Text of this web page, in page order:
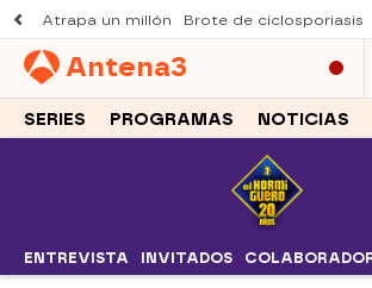
Atrapa un millón Brote de ciclosporiasis
Antena3
SERIES PROGRAMAS NOTICIAS
ENTREVISTA INVITADOS